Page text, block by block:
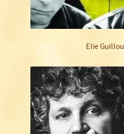
Elie Guillou